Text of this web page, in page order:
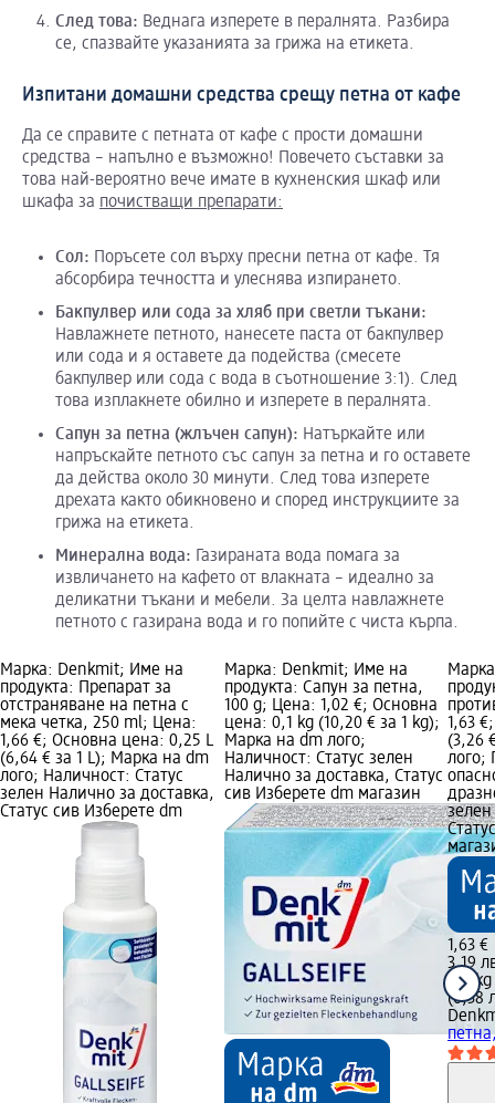
След това: Веднага изперете в пералнята. Разбира
се, спазвайте указанията за грижа на етикета.
Изпитани домашни средства срещу петна от кафе
Да се справите с петната от кафе с прости домашни
средства – напълно е възможно! Повечето съставки за
това най-вероятно вече имате в кухненския шкаф или
шкафа за почистващи препарати:
Сол: Поръсете сол върху пресни петна от кафе. Тя
абсорбира течността и улеснява изпирането.
Бакпулвер или сода за хляб при светли тъкани:
Навлажнете петното, нанесете паста от бакпулвер
или сода и я оставете да подейства (смесете
бакпулвер или сода с вода в съотношение 3:1). След
това изплакнете обилно и изперете в пералнята.
Сапун за петна (жлъчен сапун): Натъркайте или
напръскайте петното със сапун за петна и го оставете
да действа около 30 минути. След това изперете
дрехата както обикновено и според инструкциите за
грижа на етикета.
Минерална вода: Газираната вода помага за
извличането на кафето от влакната – идеално за
деликатни тъкани и мебели. За целта навлажнете
петното с газирана вода и го попийте с чиста кърпа.
Марка: Denkmit; Име на
продукта: Препарат за
отстраняване на петна с
мека четка, 250 ml; Цена:
1,66 €; Основна цена: 0,25 L
(6,64 € за 1 L); Марка на dm
лого; Наличност: Статус
зелен Налично за доставка,
Статус сив Изберете dm
Марка: Denkmit; Име на
продукта: Сапун за петна,
100 g; Цена: 1,02 €; Основна
цена: 0,1 kg (10,20 € за 1 kg);
Марка на dm лого;
Наличност: Статус зелен
Налично за доставка, Статус
сив Изберете dm магазин
1,63
(3,26
лого;
1,63 €
3,19
0,5
(6,38